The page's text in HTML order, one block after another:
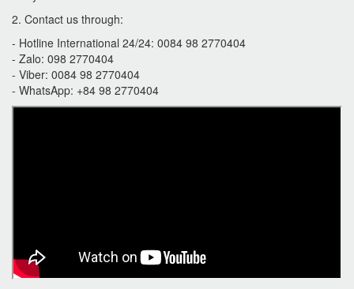
2. Contact us through:
- Hotline International 24/24: 0084 98 2770404
- Zalo: 098 2770404
- Viber: 0084 98 2770404
- WhatsApp: +84 98 2770404